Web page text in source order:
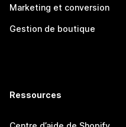
Marketing et conversion
Gestion de boutique
Ressources